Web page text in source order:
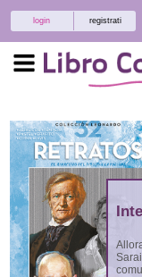
registrati
login